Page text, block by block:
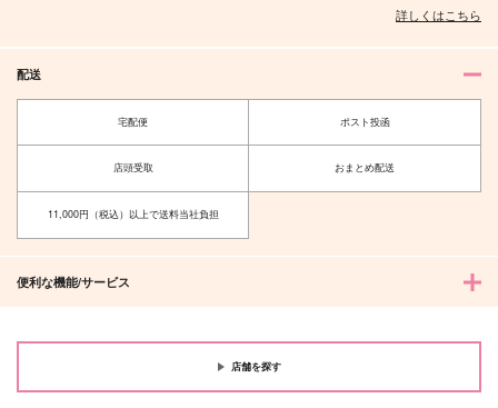
詳しくはこちら
配送
宅配便 ポスト投函
店頭受取 おまとめ配送
11,000円（税込）以上で送料当社負担
便利な機能/サービス
店舗を探す